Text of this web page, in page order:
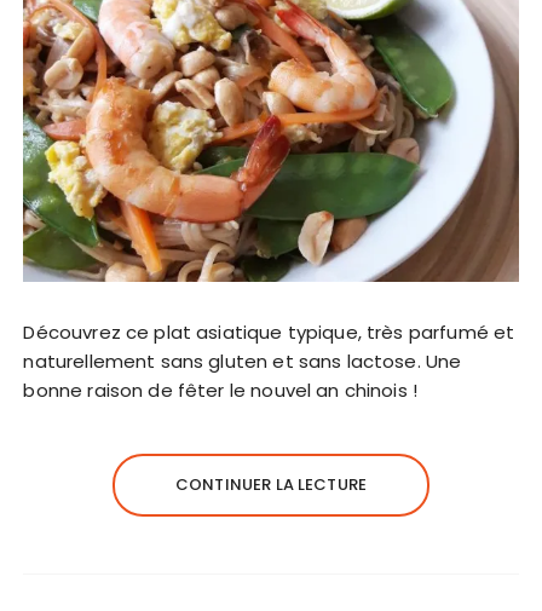
Découvrez ce plat asiatique typique, très parfumé et
naturellement sans gluten et sans lactose. Une
bonne raison de fêter le nouvel an chinois !
CONTINUER LA LECTURE